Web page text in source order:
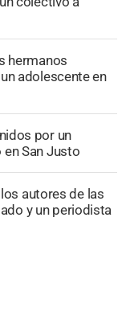
hermanos
adolescente en
por un
San Justo
autores de las
y un periodista